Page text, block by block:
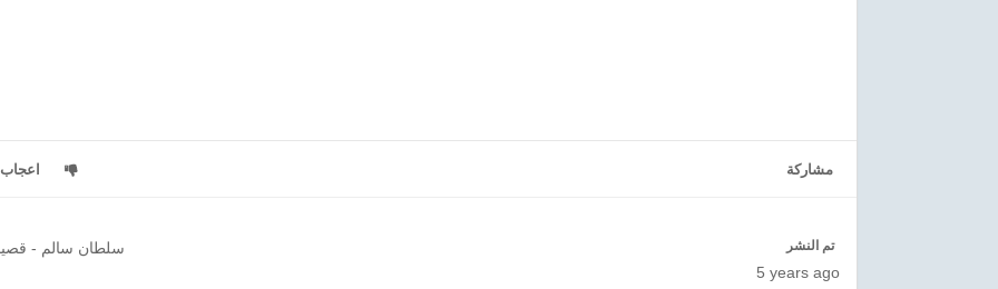
اعجاب مشاركة
سلطان سالم - تم النشر
5 years ago